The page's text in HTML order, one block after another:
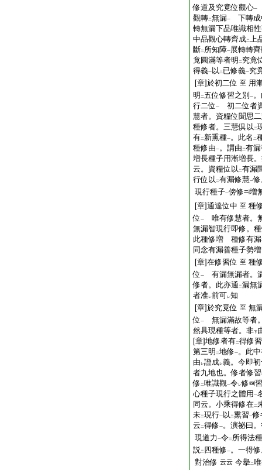
修道及究竟位觀心一
觀轉二無漏一
下轉成
轉無漏下品唯識相
中品觀心轉齊成二上
斷二 所知障一展轉轉
竟圓滿等者明 二 究竟
得義一 以 二 已修義一究
[章]於初二位 至 用
明 二五位修習之別 一
行二位 一
初二位者
慧者。資糧位聞思
種修者。三慧倶以 二
有二 新熏種一。此名 二
種修由一。謂由 二有
増長種子用漸増長
云。資糧位以 二有漏
行位以 二有漏修慧一
現行種子一傍修
増
[章]通達位中 至 種
位 一
唯有修慧者。
無漏智現行即修。
此種修増 種修有漏
同念有漏善種子勢
[章]在修習位 至 種
位 一
有漏無漏者。
修者。此亦通 二漏無
者准レ前可レ知
[章]於究竟位 至 無
位 一
無漏滿故等者
然具現種等者。非下
[章]地修者有二得修
第三明 二地修一。此
由 レ證成レ義。今即
者九地也。修者修
修 二唯識觀一令レ修
心種子現行之體用 一
同云。小乘得修在二
未二現行一 以 二熏習一修
云 二得修一。演祕曰
現道力 一令二 所得法
説二 四種修一。一得
對治修 云云 今擧二